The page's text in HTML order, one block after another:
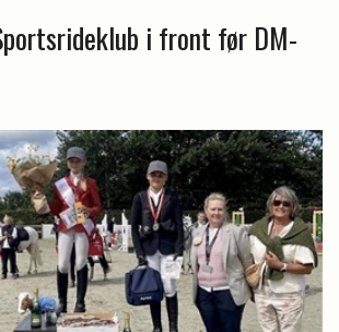
i front før DM-